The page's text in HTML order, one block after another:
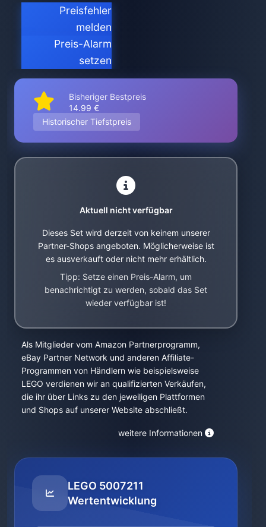
Preisfehler
melden
Preis-Alarm
setzen
Bisheriger Bestpreis
14.99 €
Historischer Tiefstpreis
Aktuell nicht verfügbar
Dieses Set wird derzeit von keinem unserer
Partner-Shops angeboten. Möglicherweise ist
es ausverkauft oder nicht mehr erhältlich.
Tipp: Setze einen Preis-Alarm, um
benachrichtigt zu werden, sobald das Set
wieder verfügbar ist!
Als Mitglieder vom Amazon Partnerprogramm,
eBay Partner Network und anderen Affiliate-
Programmen von Händlern wie beispielsweise
LEGO verdienen wir an qualifizierten Verkäufen,
die ihr über Links zu den jeweiligen Plattformen
und Shops auf unserer Website abschließt.
weitere Informationen
LEGO 5007211
Wertentwicklung